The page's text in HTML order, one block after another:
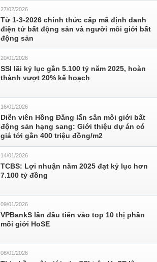
27/02/2026
Từ 1-3-2026 chính thức cấp mã định danh
điện tử bất động sản và người môi giới bất
động sản
20/01/2026
SSI lãi kỷ lục gần 5.100 tỷ năm 2025, hoàn
thành vượt 20% kế hoạch
16/01/2026
Diễn viên Hồng Đăng lấn sân môi giới bất
động sản hạng sang: Giới thiệu dự án có
giá tới gần 400 triệu đồng/m2
14/01/2026
TCBS: Lợi nhuận năm 2025 đạt kỷ lục hơn
7.100 tỷ đồng
09/01/2026
VPBankS lần đầu tiên vào top 10 thị phần
môi giới HoSE
08/01/2026